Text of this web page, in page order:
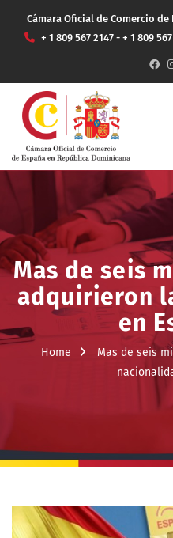
Cámara Oficial de Comercio
+ 1 809 567 2147 - + 1 809
Mas de seis
adquirieron
en
Home
Mas de seis